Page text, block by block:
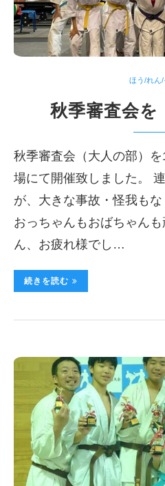
ほう/れん/
秋季審査会
秋季審査会（大人の部）
場にて開催致しました。
が、大きな事故・怪我もな
おっちゃんもおばちゃん
ん、お疲れ様でし…
続きを読む